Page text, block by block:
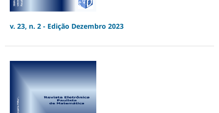
v. 23, n. 2 - Edição Dezembro 2023